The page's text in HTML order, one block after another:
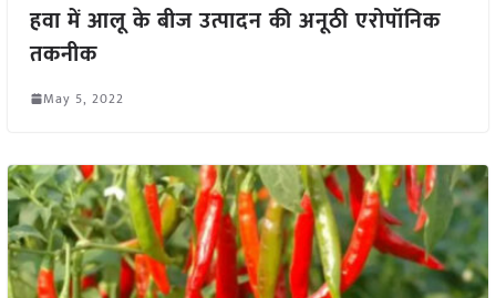
हवा में आलू के बीज उत्पादन की अनूठी एरोपॉनिक
तकनीक
May 5, 2022